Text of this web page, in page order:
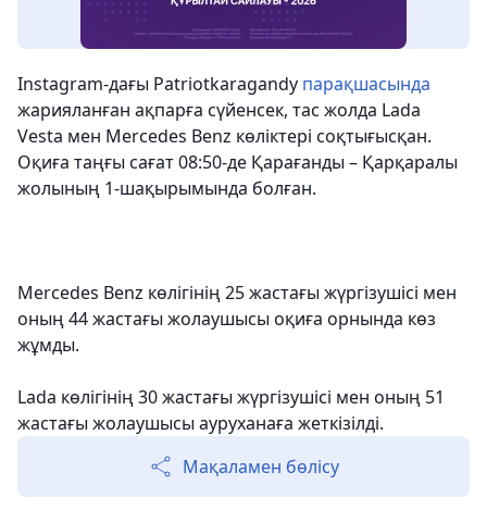
Instagram-дағы Patriotkaragandy парақшасында
жарияланған ақпарға сүйенсек, тас жолда Lada
Vesta мен Mercedes Benz көліктері соқтығысқан.
Оқиға таңғы сағат 08:50-де Қарағанды ​​– Қарқаралы
жолының 1-шақырымында болған.
Mercedes Benz көлігінің 25 жастағы жүргізушісі мен
оның 44 жастағы жолаушысы оқиға орнында көз
жұмды.
Lada көлігінің 30 жастағы жүргізушісі мен оның 51
жастағы жолаушысы ауруханаға жеткізілді.
Мақаламен бөлісу